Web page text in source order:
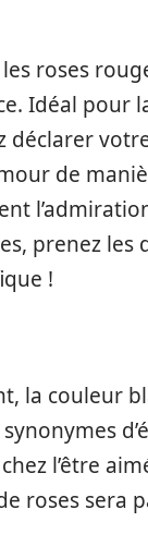
roses
Idéal pour
déclarer
de
prenez
!
la couleur
l’être
roses sera